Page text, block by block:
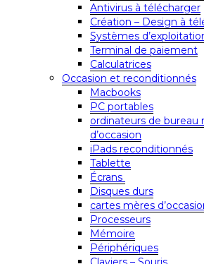
Antivirus à télécharger
Création – Design à
Systèmes
Terminal de paiement
Calculatrices
Occasion et reconditionnés
Macbooks
PC portables
ordinateurs de bureau
d’occasion
iPads reconditionnés
Tablette
Écrans
Disques durs
cartes mères
Processeurs
Mémoire
Périphériques